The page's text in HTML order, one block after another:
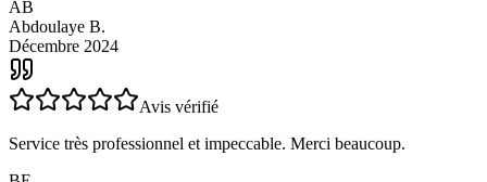
Excellent service, rapide et efficace. Le service client a été parfait, ils
m'ont accompagné tout au long de ma première demande de visa.
AB
Abdoulaye B.
Décembre 2024